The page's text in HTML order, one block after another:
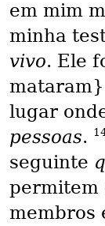
em mim
minha
vivo. Ele
mataram}
lugar
pessoas.
seguinte
permitem
membros